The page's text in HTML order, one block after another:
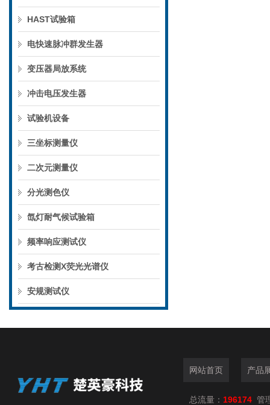
HAST试验箱
电快速脉冲群发生器
变压器局放系统
冲击电压发生器
试验机设备
三坐标测量仪
二次元测量仪
分光测色仪
氙灯耐气候试验箱
频率响应测试仪
考古检测X荧光光谱仪
安规测试仪
网站首页 产品
总流量： 196174 管